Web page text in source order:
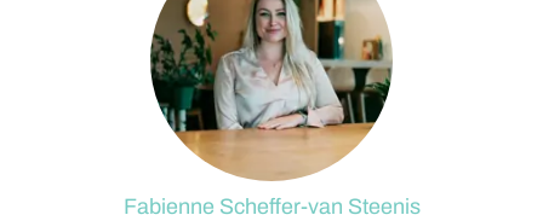
Fabienne Scheffer-van Steenis